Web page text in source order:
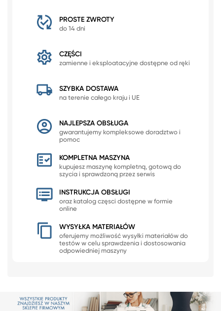
PROSTE ZWROTY
do 14 dni
CZĘŚCI
zamienne i eksploatacyjne dostępne od ręki
SZYBKA DOSTAWA
na terenie całego kraju i UE
NAJLEPSZA OBSŁUGA
gwarantujemy kompleksowe doradztwo i
pomoc
KOMPLETNA MASZYNA
kupujesz maszynę kompletną, gotową do
szycia i sprawdzoną przez serwis
INSTRUKCJA OBSŁUGI
oraz katalog częsci dostępne w formie
online
WYSYŁKA MATERIAŁÓW
oferujemy możliwość wysyłki materiałów do
testów w celu sprawdzenia i dostosowania
odpowiedniej maszyny